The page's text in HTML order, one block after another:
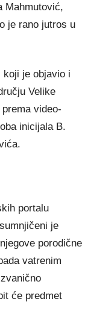
Mahmutović,
je rano jutros u
koji je objavio i
Velike
video-
inicijala B.
portalu
je
porodične
vatrenim
će predmet